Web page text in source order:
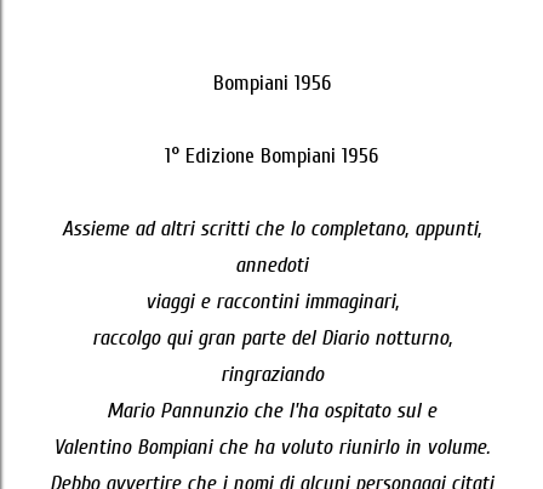
Bompiani 1956
1° Edizione Bompiani 1956
Assieme ad altri scritti che lo completano, appunti,
annedoti
viaggi e raccontini immaginari,
raccolgo qui gran parte del Diario notturno,
ringraziando
Mario Pannunzio che l'ha ospitato sul e
Valentino Bompiani che ha voluto riunirlo in volume.
Debbo avvertire che i nomi di alcuni personaggi citati